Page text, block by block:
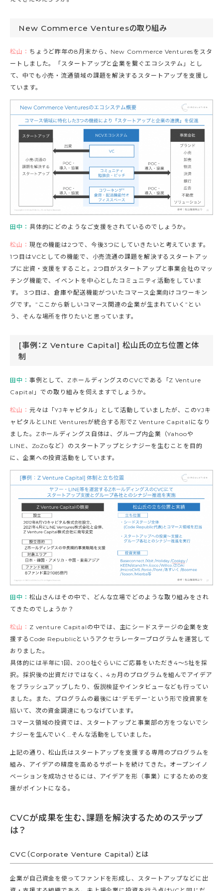
New Commerce Venturesの取り組み
松山： ちょうど昨年の8月末から、New Commerce Venturesをスタ
ートしました。「スタートアップと企業を繋ぐエコシステム」とし
て、中でも小売・流通領域の課題を解決するスタートアップを支援し
ています。
田中： 具体的にどのようなご支援をされているのでしょうか。
松山： 現在の機能は2つで、今後3つにしていきたいと考えています。
1つ目はVCとしての機能で、小売流通の課題を解決するスタートアッ
プに出資・支援をすること。2つ目がスタートアップと事業会社のマッ
チング機能で、イベントを中心としたコミュニティ活動をしていま
す。 3つ目は、倉庫や配送機能がついたコマース企業向けコワーキン
グです。”ここから新しいコマース関連の企業が生まれていく”とい
う、そんな場所を作りたいと思っています。
[事例：Z Venture Capital] 松山氏の立ち位置と体
制
田中： 事例として、ZホールディングスのCVCである「Z Venture
Capital」での取り組みを伺えますでしょうか。
松山： 元々は「YJキャピタル」として活動していましたが、このYJキ
ャピタルとLINE Venturesが統合する形でZ Venture Capitalになり
ました。Zホールディングス自体は、グループ内企業（Yahooや
LINE、ZoZoなど）のスタートアップとシナジーを生むことを目的
に、企業への投資活動をしています。
田中： 松山さんはその中で、どんな立場でどのような取り組みをされ
てきたのでしょうか？
松山： Z venture Capitalの中では、主にシードステージの企業を支
援するCode Republicというアクセラレータープログラムを運営して
おりました。
具体的には半年に1回、200社ぐらいにご応募をいただき4〜5社を採
択。採択後の出資だけではなく、4ヵ月のプログラムを組んでアイデア
をブラッシュアップしたり、仮説検証やインタビューなども行ってい
ました。また、プログラムの最後には”デモデー”という形で投資家を
招いて、次の資金調達にもつなげています。
コマース領域の投資では、スタートアップと事業部の方をつないでシ
ナジーを生んでいく…そんな活動をしていました。
上記の通り、松山氏はスタートアップを支援する専用のプログラムを
組み、アイデアの精度を高めるサポートを続けてきた。オープンイノ
ベーションを成功させるには、アイデアを形（事業）にするための支
援がポイントになる。
CVCが成果を生む、課題を解決するためのステップ
は？
CVC（Corporate Venture Capital）とは
企業が自己資金を使ってファンドを形成し、スタートアップなどに出